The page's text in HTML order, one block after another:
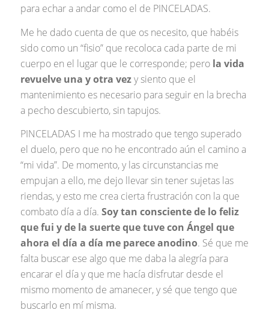
para echar a andar como el de PINCELADAS.
Me he dado cuenta de que os necesito, que habéis
sido como un “fisio” que recoloca cada parte de mi
cuerpo en el lugar que le corresponde; pero la vida
revuelve una y otra vezy siento que el
mantenimiento es necesario para seguir en la brecha
a pecho descubierto, sin tapujos.
PINCELADAS I me ha mostrado que tengo superado
el duelo, pero que no he encontrado aún el camino a
“mi vida”. De momento, y las circunstancias me
empujan a ello, me dejo llevar sin tener sujetas las
riendas, y esto me crea cierta frustración con la que
combato día a día. Soy tan consciente de lo feliz
que fui y de la suerte que tuve con Ángel que
ahora el día a día me parece anodino. Sé que me
falta buscar ese algo que me daba la alegría para
encarar el día y que me hacía disfrutar desde el
mismo momento de amanecer, y sé que tengo que
buscarlo en mí misma.